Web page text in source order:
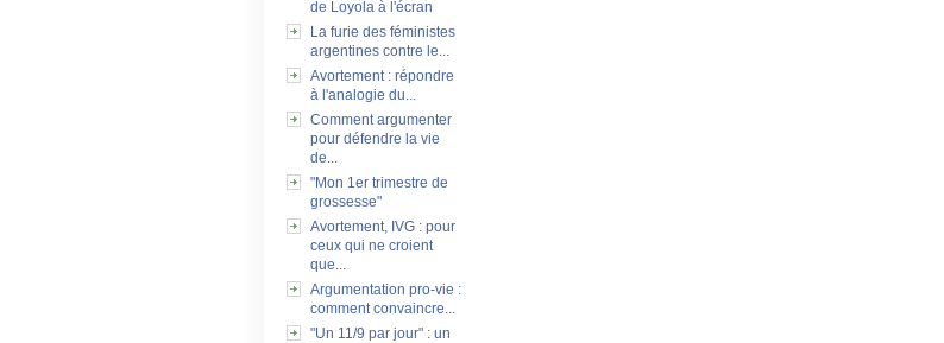
de Loyola à l'écran
La furie des féministes
argentines contre le...
Avortement : répondre
à l'analogie du...
Comment argumenter
pour défendre la vie
de...
"Mon 1er trimestre de
grossesse"
Avortement, IVG : pour
ceux qui ne croient
que...
Argumentation pro-vie :
comment convaincre...
"Un 11/9 par jour" : un